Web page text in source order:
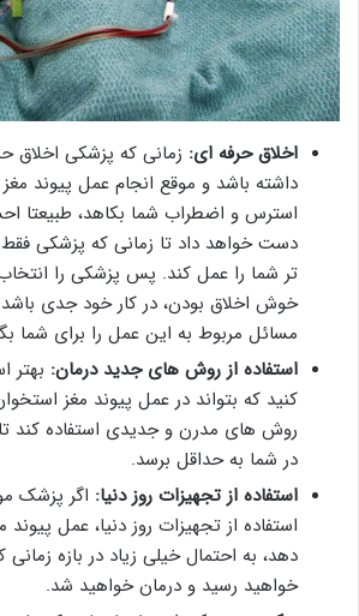
اخلاق حرفه ای: زمانی که پزشکی اخلاق
داشته باشد و موقع انجام عمل پیوند
استرس و اضطراب شما بکاهد، طبیعتا
دست خواهد داد تا زمانی که پزشکی
تر شما را عمل کند. پس پزشکی را
خوش اخلاق بودن، در کار خود جدی باشد
مسائل مربوط به این عمل را برای شما
استفاده از روش های جدید درمان: بهتر
کنید که بتواند در عمل پیوند مغز
روش های مدرن و جدیدی استفاده کند
در شما به حداقل برسد.
استفاده از تجهیزات روز دنیا: اگر پزشک
استفاده از تجهیزات روز دنیا، عمل
دهد، به احتمال خیلی زیاد در بازه زمانی
خواهید رسید و درمان خواهید شد.